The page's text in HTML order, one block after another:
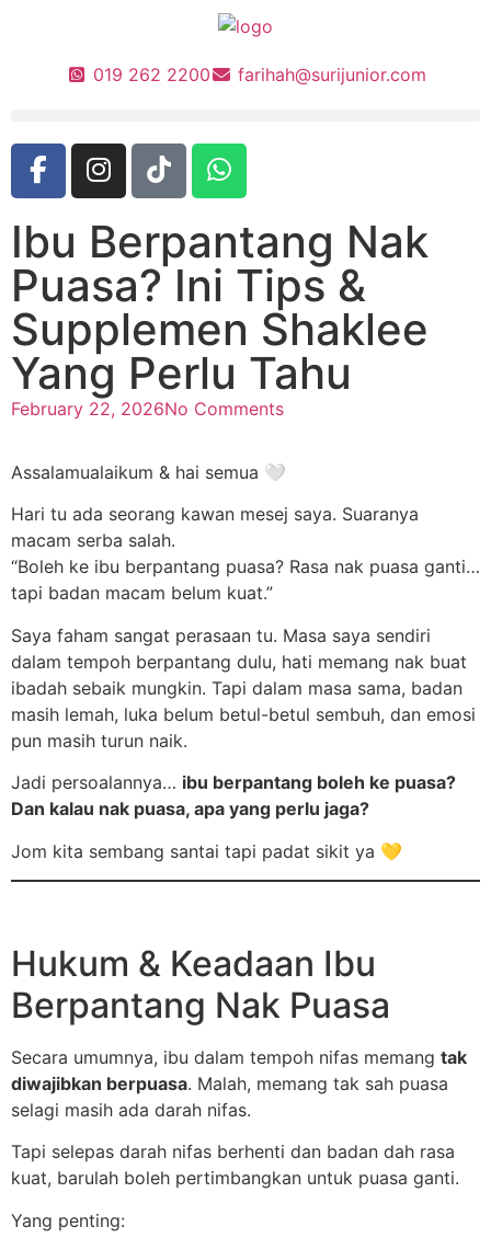
019 262 2200 farihah@surijunior.com
Ibu Berpantang Nak
Puasa? Ini Tips &
Supplemen Shaklee
Yang Perlu Tahu
February 22, 2026No Comments
Assalamualaikum & hai semua 🤍
Hari tu ada seorang kawan mesej saya. Suaranya
macam serba salah.
“Boleh ke ibu berpantang puasa? Rasa nak puasa ganti…
tapi badan macam belum kuat.”
Saya faham sangat perasaan tu. Masa saya sendiri
dalam tempoh berpantang dulu, hati memang nak buat
ibadah sebaik mungkin. Tapi dalam masa sama, badan
masih lemah, luka belum betul-betul sembuh, dan emosi
pun masih turun naik.
Jadi persoalannya… ibu berpantang boleh ke puasa?
Dan kalau nak puasa, apa yang perlu jaga?
Jom kita sembang santai tapi padat sikit ya 💛
Hukum & Keadaan Ibu
Berpantang Nak Puasa
Secara umumnya, ibu dalam tempoh nifas memang tak
diwajibkan berpuasa. Malah, memang tak sah puasa
selagi masih ada darah nifas.
Tapi selepas darah nifas berhenti dan badan dah rasa
kuat, barulah boleh pertimbangkan untuk puasa ganti.
Yang penting: